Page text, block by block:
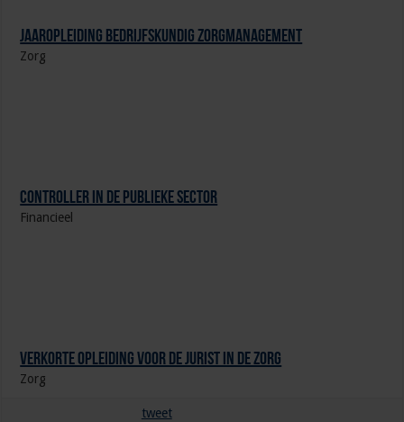
Jaaropleiding Bedrijfskundig Zorgmanagement
Zorg
Controller in de publieke sector
Financieel
Verkorte opleiding voor de Jurist in de Zorg
Zorg
tweet